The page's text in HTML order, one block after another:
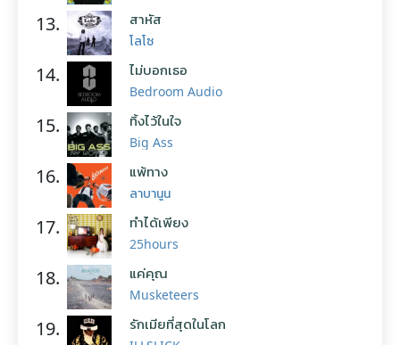
13. สาหัส
โลโซ
14. ไม่บอกเธอ
Bedroom Audio
15. ทิ้งไว้ในใจ
Big Ass
16. แพ้ทาง
ลาบานูน
17. ทำได้เพียง
25hours
18. แค่คุณ
Musketeers
19. รักเมียที่สุดในโลก